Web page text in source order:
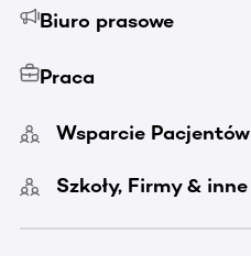
Biuro prasowe
Praca
Wsparcie Pacjentów
Szkoły, Firmy & inne